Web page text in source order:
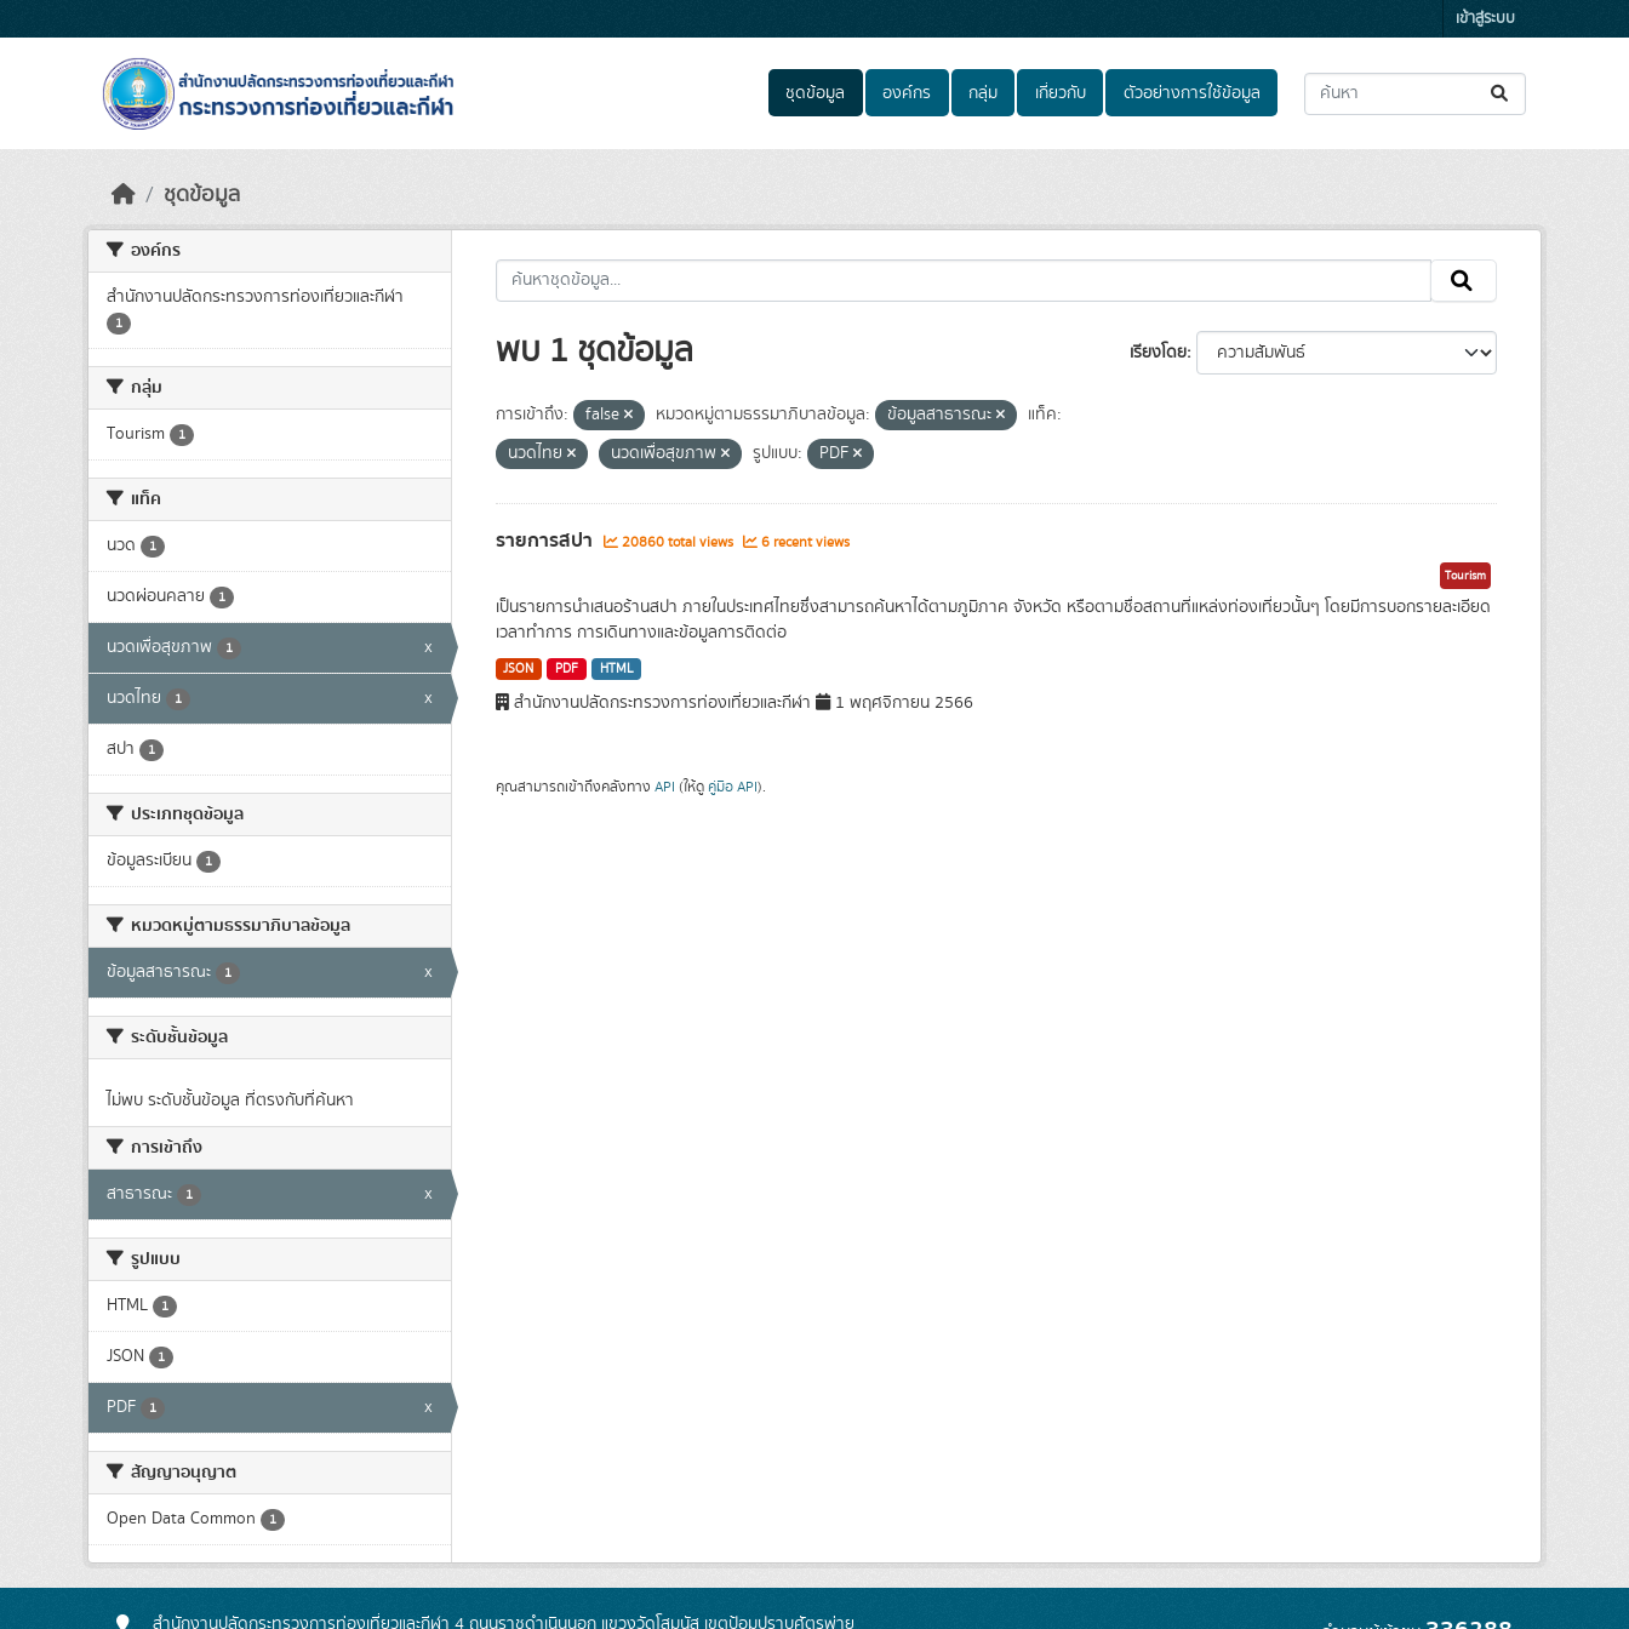
เข้าสู่ระบบ
ชุดข้อมูล องค์กร กลุ่ม เกี่ยวกับ ตัวอย่างการใช้ข้อมูล
ชุดข้อมูล
องค์กร
สำนักงานปลัดกระทรวงการท่องเที่ยวและกีฬา
1
กลุ่ม
Tourism 1
แท็ค
นวด 1
นวดผ่อนคลาย 1
นวดเพื่อสุขภาพ 1 x
นวดไทย 1 x
สปา 1
ประเภทชุดข้อมูล
ข้อมูลระเบียน 1
หมวดหมู่ตามธรรมาภิบาลข้อมูล
ข้อมูลสาธารณะ 1 x
ระดับชั้นข้อมูล
ไม่พบ ระดับชั้นข้อมูล ที่ตรงกับที่ค้นหา
การเข้าถึง
สาธารณะ 1 x
รูปแบบ
HTML 1
JSON 1
PDF 1 x
สัญญาอนุญาต
Open Data Common 1
เรียงโดย
พบ 1 ชุดข้อมูล
การเข้าถึง: false หมวดหมู่ตามธรรมาภิบาลข้อมูล: ข้อมูลสาธารณะ
แท็ค:
นวดไทย
นวดเพื่อสุขภาพ รูปแบบ: PDF
รายการสปา 20860 total views 6 recent views
Tourism
เป็นรายการนำเสนอร้านสปา ภายในประเทศไทยซึ่งสามารถค้นหาได้ตามภูมิภาค จังหวัด หรือตามชื่อสถานที่แหล่งท่องเที่ยวนั้นๆ โดยมีการบอกรายละเอียด
เวลาทำการ การเดินทางและข้อมูลการติดต่อ
JSON PDF HTML
สำนักงานปลัดกระทรวงการท่องเที่ยวและกีฬา 1 พฤศจิกายน 2566
คุณสามารถเข้าถึงคลังทาง API (ให้ดู คู่มือ API).
สำนักงานปลัดกระทรวงการท่องเที่ยวและกีฬา 4 ถนนราชดำเนินนอก แขวงวัดโสมนัส เขตป้อมปราบศัตรูพ่าย